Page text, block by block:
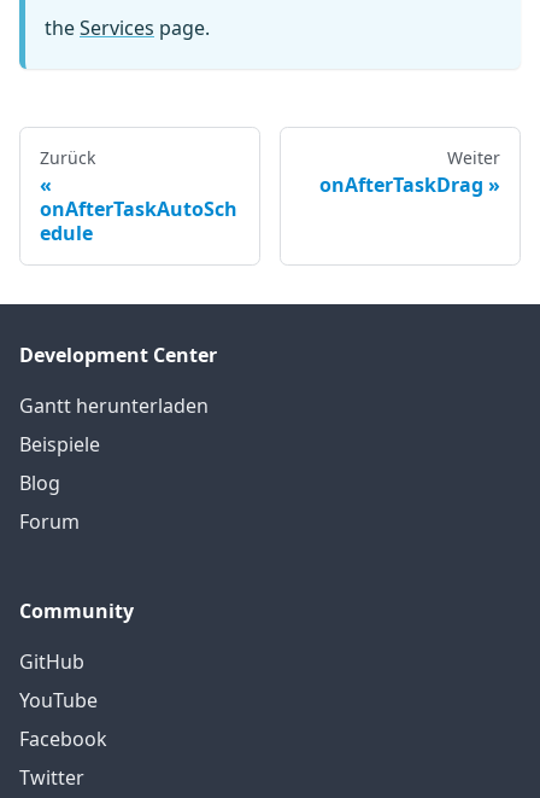
theServices page.
Zurück
onAfterTaskAutoSch
edule
Weiter
onAfterTaskDrag
Development Center
Gantt herunterladen
Beispiele
Blog
Forum
Community
GitHub
YouTube
Facebook
Twitter